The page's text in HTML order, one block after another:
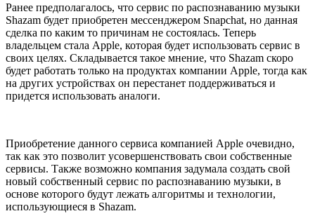
Ранее предполагалось, что сервис по распознаванию музыки
Shazam будет приобретен мессенджером Snapchat, но данная
сделка по каким то причинам не состоялась. Теперь
владельцем стала Apple, которая будет использовать сервис в
своих целях. Складывается такое мнение, что Shazam скоро
будет работать только на продуктах компании Apple, тогда как
на других устройствах он перестанет поддерживаться и
придется использовать аналоги.
Приобретение данного сервиса компанией Apple очевидно,
так как это позволит усовершенствовать свои собственные
сервисы. Также возможно компания задумала создать свой
новый собственный сервис по распознаванию музыки, в
основе которого будут лежать алгоритмы и технологии,
использующиеся в Shazam.